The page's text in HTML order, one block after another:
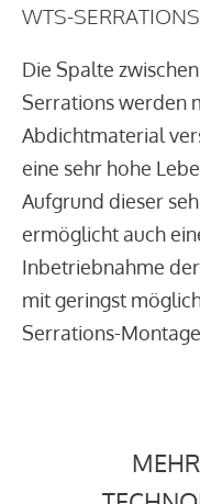
WTS-
Die Spalte
Serrations werden
Abdichtmaterial
eine sehr hohe
Aufgrund dieser
ermöglicht auch
Inbetriebnahme
mit geringst
Serrations-Montage.